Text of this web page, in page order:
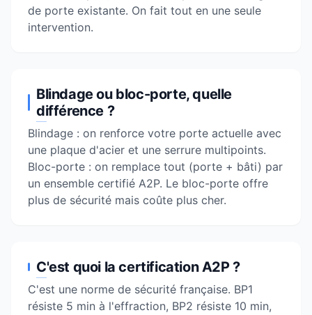
de porte existante. On fait tout en une seule
intervention.
Blindage ou bloc-porte, quelle
différence ?
Blindage : on renforce votre porte actuelle avec
une plaque d'acier et une serrure multipoints.
Bloc-porte : on remplace tout (porte + bâti) par
un ensemble certifié A2P. Le bloc-porte offre
plus de sécurité mais coûte plus cher.
C'est quoi la certification A2P ?
C'est une norme de sécurité française. BP1
résiste 5 min à l'effraction, BP2 résiste 10 min,